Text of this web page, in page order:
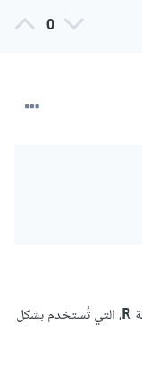
0
R ، التي تُستخدم بشكل